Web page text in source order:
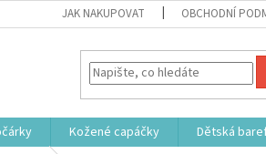
JAK NAKUPOVAT OBCHODNÍ
Kožené capáčky Dětská